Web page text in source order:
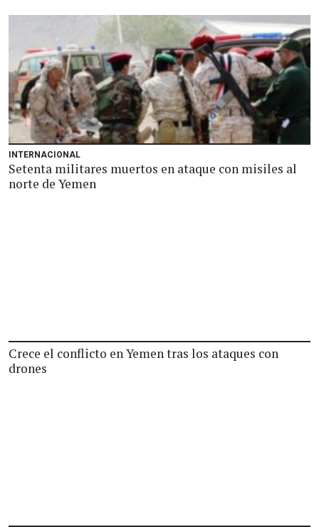
INTERNACIONAL
Setenta militares muertos en ataque con misiles al
norte de Yemen
Crece el conflicto en Yemen tras los ataques con
drones